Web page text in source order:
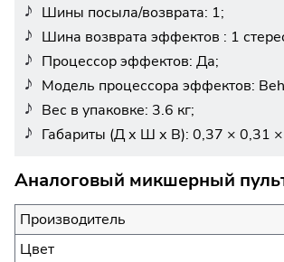
Шины посыла/возврата: 1;
Шина возврата эффектов : 1
Процессор эффектов: Да;
Модель процессора эффектов:
Вес в упаковке: 3.6 кг;
Габариты (Д х Ш х В): 0,37 × 0,31
Аналоговый микшерный
Производитель
Цвет